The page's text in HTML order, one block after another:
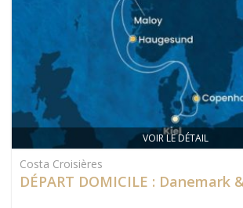
VOIR LE DÉTAIL
Costa Croisières
DÉPART DOMICILE : Danemark